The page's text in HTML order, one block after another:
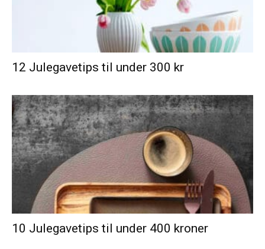
12 Julegavetips til under 300 kr
10 Julegavetips til under 400 kroner